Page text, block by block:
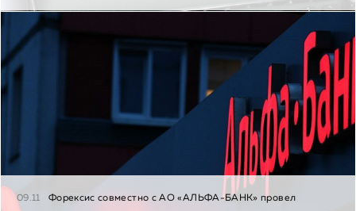
09.11
Форексис совместно с АО «АЛЬФА-БАНК» провел